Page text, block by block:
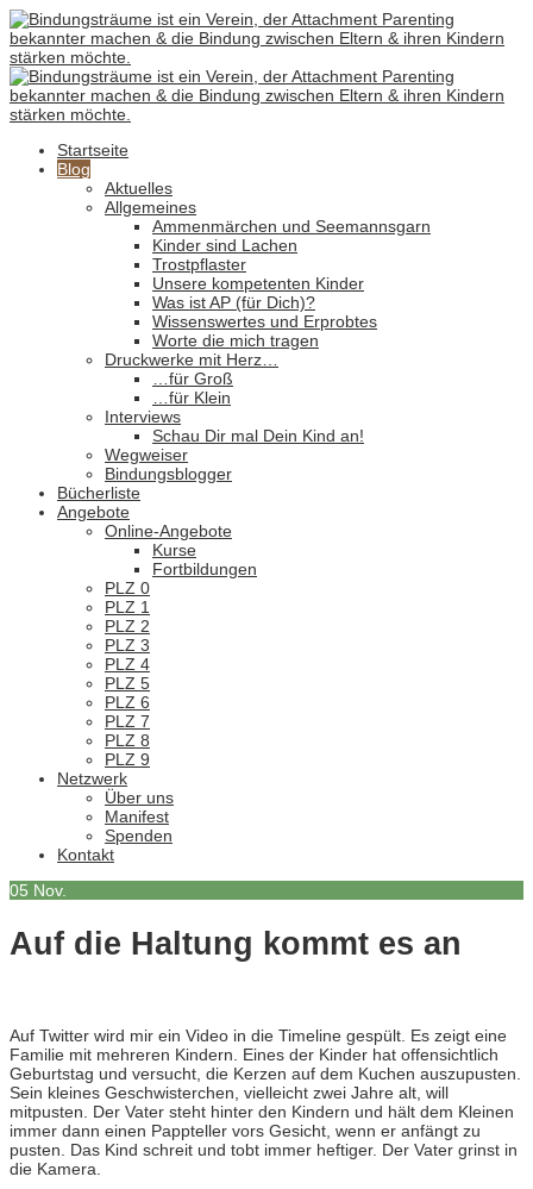
Startseite
Blog
Aktuelles
Allgemeines
Ammenmärchen und Seemannsgarn
Kinder sind Lachen
Trostpflaster
Unsere kompetenten Kinder
Was ist AP (für Dich)?
Wissenswertes und Erprobtes
Worte die mich tragen
Druckwerke mit Herz…
…für Groß
…für Klein
Interviews
Schau Dir mal Dein Kind an!
Wegweiser
Bindungsblogger
Bücherliste
Angebote
Online-Angebote
Kurse
Fortbildungen
PLZ 0
PLZ 1
PLZ 2
PLZ 3
PLZ 4
PLZ 5
PLZ 6
PLZ 7
PLZ 8
PLZ 9
Netzwerk
Über uns
Manifest
Spenden
Kontakt
05 Nov.
Auf die Haltung kommt es an
Auf Twitter wird mir ein Video in die Timeline gespült. Es zeigt eine
Familie mit mehreren Kindern. Eines der Kinder hat offensichtlich
Geburtstag und versucht, die Kerzen auf dem Kuchen auszupusten.
Sein kleines Geschwisterchen, vielleicht zwei Jahre alt, will
mitpusten. Der Vater steht hinter den Kindern und hält dem Kleinen
immer dann einen Pappteller vors Gesicht, wenn er anfängt zu
pusten. Das Kind schreit und tobt immer heftiger. Der Vater grinst in
die Kamera.